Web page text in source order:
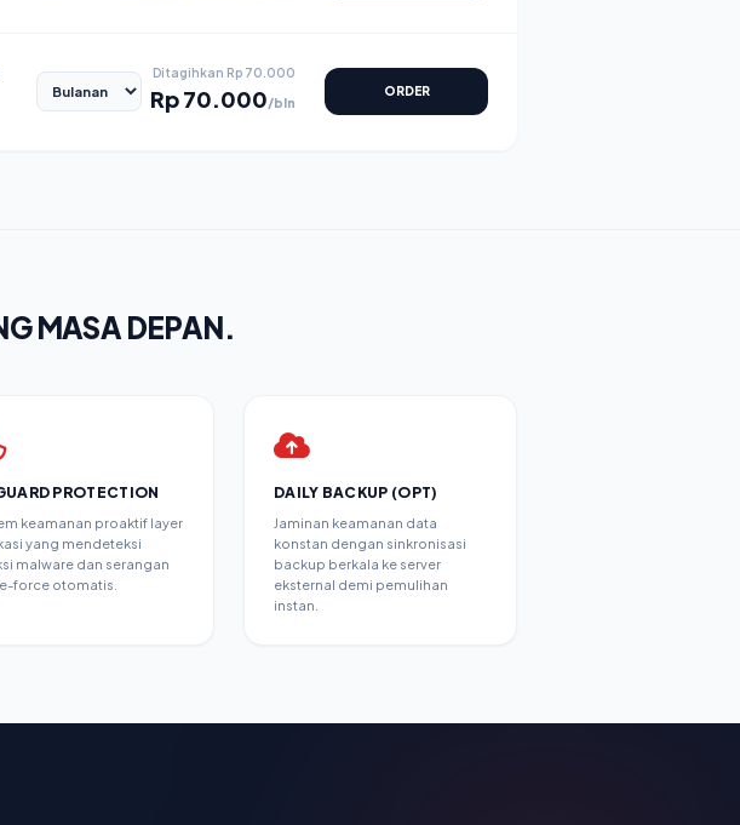
Ditagihkan Rp 70.000
Rp70.000/bln
ORDER
MASA DEPAN.
PROTECTION
keamanan proaktif layer
yang mendeteksi
malware dan serangan
force otomatis.
DAILY BACKUP (OPT)
Jaminan keamanan data
konstan dengan sinkronisasi
backup berkala ke server
eksternal demi pemulihan
instan.